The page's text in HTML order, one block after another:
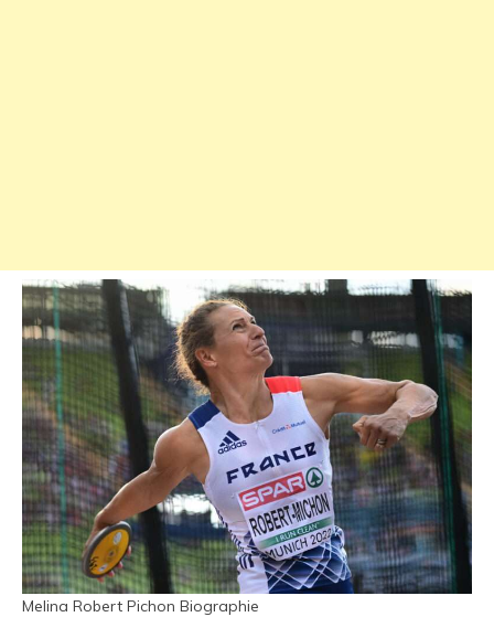
Melina Robert Pichon Biographie